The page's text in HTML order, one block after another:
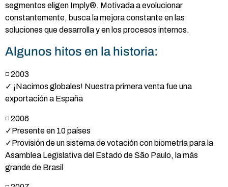
segmentos eligen Imply®. Motivada a evolucionar
constantemente, busca la mejora constante en las
soluciones que desarrolla y en los procesos internos.
Algunos hitos en la historia:
◽ 2003
✓ ¡Nacimos globales! Nuestra primera venta fue una
exportación a España
◽ 2006
✓Presente en 10 países
✓Provisión de un sistema de votación con biometría para la
Asamblea Legislativa del Estado de São Paulo, la más
grande de Brasil